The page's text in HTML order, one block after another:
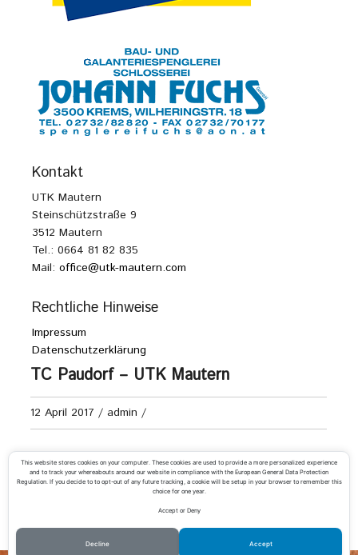
Kontakt
UTK Mautern
Steinschützstraße 9
3512 Mautern
Tel.: 0664 81 82 835
Mail: office@utk-mautern.com
Rechtliche Hinweise
Impressum
Datenschutzerklärung
TC Paudorf – UTK Mautern
12 April 2017 / admin /
Senioren 60+ Kreisliga A
UTC Krems-Mitterau – UTK Mautern 2
This website stores cookies on your computer. These cookies are used to provide a more personalized experience
and to track your whereabouts around our website in compliance with the European General Data Protection
Regulation. If you decide to to opt-out of any future tracking, a cookie will be setup in your browser to remember this
choice for one year.
Accept or Deny
Decline Accept